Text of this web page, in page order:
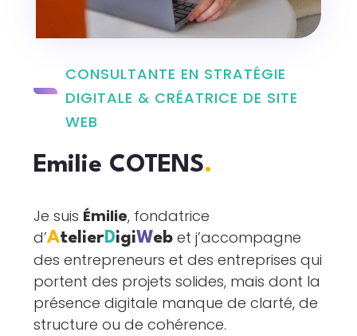
CONSULTANTE EN STRATÉGIE
DIGITALE & CRÉATRICE DE SITE
WEB
Emilie COTENS.
Je suis Émilie, fondatrice
d’AtelierDigiWeb et j’accompagne
des entrepreneurs et des entreprises qui
portent des projets solides, mais dont la
présence digitale manque de clarté, de
structure ou de cohérence.